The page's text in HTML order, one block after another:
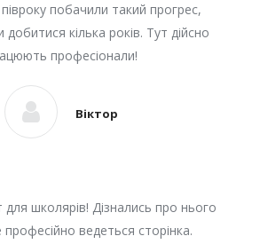
побачили такий прогрес,
кілька років. Тут дійсно
професіонали!
Віктор
школярів! Дізнались про нього
ведеться сторінка.